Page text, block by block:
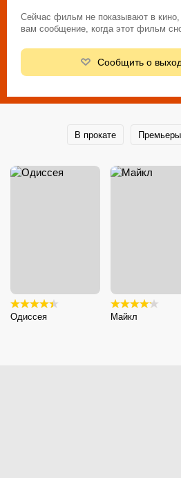
Сейчас фильм не показывают в
вам сообщение, когда этот фильм
Сообщить о
В прокате Премьеры
Одиссея Майкл